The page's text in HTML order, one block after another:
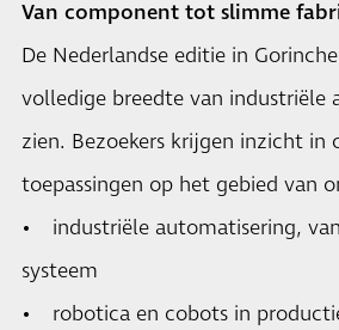
Van component tot slimme
De Nederlandse editie in
volledige breedte van industriële
zien. Bezoekers krijgen inzicht in
toepassingen op het gebied van
• industriële automatisering,
systeem
• robotica en cobots in